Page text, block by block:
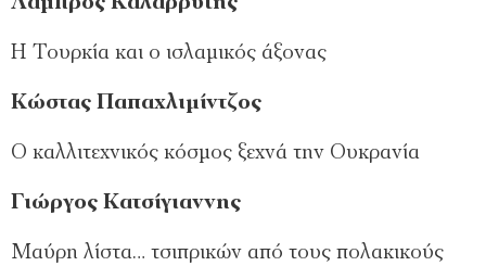
Η Τουρκία και ο ισλαμικός άξονας
Κώστας Παπαχλιμίντζος
Ο καλλιτεχνικός κόσμος ξεχνά την Ουκρανία
Γιώργος Κατσίγιαννης
Μαύρη λίστα… τσιπρικών από τους πολακικούς